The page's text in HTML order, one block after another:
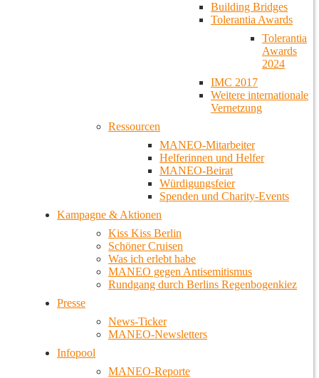
Building Bridges
Tolerantia Awards
Tolerantia
Awards
2024
IMC 2017
Weitere internationale
Vernetzung
Ressourcen
MANEO-Mitarbeiter
Helferinnen und Helfer
MANEO-Beirat
Würdigungsfeier
Spenden und Charity-Events
Kampagne & Aktionen
Kiss Kiss Berlin
Schöner Cruisen
Was ich erlebt habe
MANEO gegen Antisemitismus
Rundgang durch Berlins Regenbogenkiez
Presse
News-Ticker
MANEO-Newsletters
Infopool
MANEO-Reporte